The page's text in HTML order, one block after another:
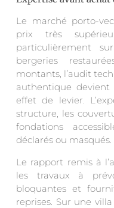
Le marché porto-
prix très
particulièrement
bergeries
montants, l’audit
authentique
effet de levier.
structure, les
fondations
déclarés ou masqués.
Le rapport remis à
les travaux à
bloquantes et
reprises. Sur une